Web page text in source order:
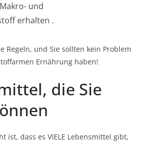
Makro- und
erhalten .
Regeln, und Sie sollten kein Problem
Ernährung haben!
die Sie
ist, dass es VIELE Lebensmittel gibt,